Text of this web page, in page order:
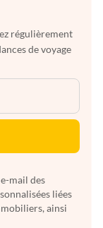
régulièrement
de voyage
mail des
liées
ainsi